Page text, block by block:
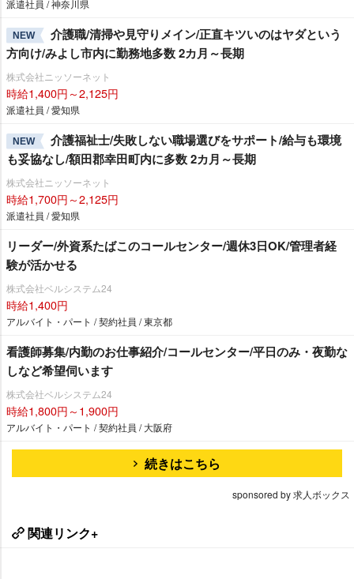
派遣社員 / 神奈川県
NEW
介護職/清掃や見守りメイン/正直キツいのはヤダという
方向け/みよし市内に勤務地多数 2カ月～長期
株式会社ニッソーネット
時給1,400円～2,125円
派遣社員 / 愛知県
NEW
介護福祉士/失敗しない職場選びをサポート/給与も環境
も妥協なし/額田郡幸田町内に多数 2カ月～長期
株式会社ニッソーネット
時給1,700円～2,125円
派遣社員 / 愛知県
リーダー/外資系たばこのコールセンター/週休3日OK/管理者経
験が活かせる
株式会社ベルシステム24
時給1,400円
アルバイト・パート / 契約社員 / 東京都
看護師募集/内勤のお仕事紹介/コールセンター/平日のみ・夜勤な
しなど希望伺います
株式会社ベルシステム24
時給1,800円～1,900円
アルバイト・パート / 契約社員 / 大阪府
続きはこちら
sponsored by 求人ボックス
関連リンク+